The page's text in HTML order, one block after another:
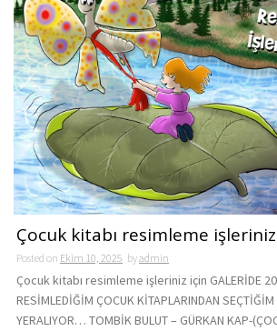
Çocuk kitabı resimleme
Posted on Ekim 10, 2025 byadmin
Çocuk kitabı resimleme işleriniz için GALERİDE
RESİMLEDİĞİM ÇOCUK KİTAPLARINDAN SEÇTİĞİM
YERALIYOR… TOMBİK BULUT – GÜRKAN KAP-